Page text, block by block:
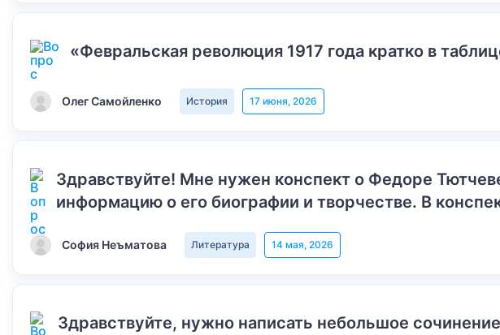
«Февральская революция 1917 года кратко в
Олег Самойленко История 17 июня, 2026
Здравствуйте! Мне нужен конспект о Федоре
информацию о его биографии и творчестве. В
София Неъматова Литература 14 мая, 2026
Здравствуйте, нужно написать небольшое